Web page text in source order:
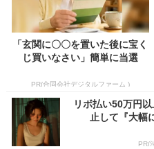
「玄関に〇〇を置いた後に宝く
じ買いなさい」簡単に当選
PR(合同会社デジタルファーム )
リボ払い50万円
止して『大幅
PR(